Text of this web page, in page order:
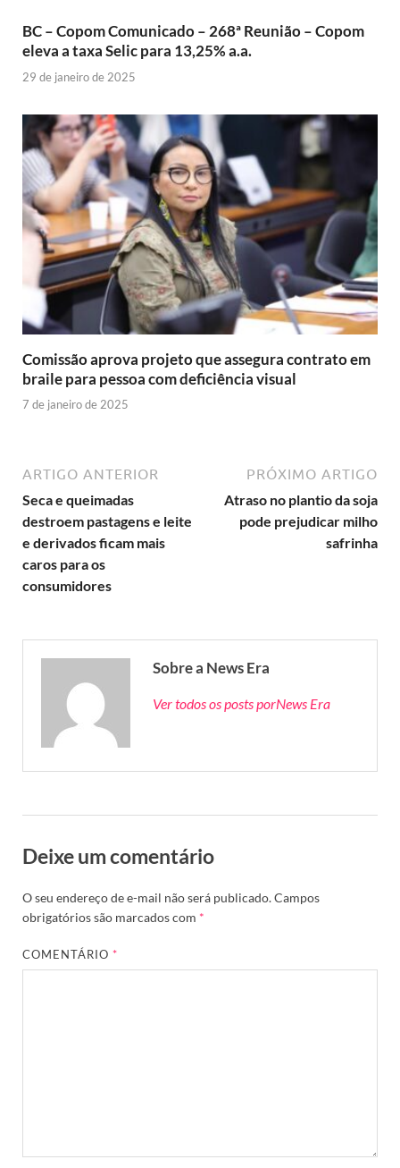
BC – Copom Comunicado – 268ª Reunião – Copom
eleva a taxa Selic para 13,25% a.a.
29 de janeiro de 2025
Comissão aprova projeto que assegura contrato em
braile para pessoa com deficiência visual
7 de janeiro de 2025
ARTIGO ANTERIOR
Seca e queimadas
destroem pastagens e leite
e derivados ficam mais
caros para os
consumidores
PRÓXIMO ARTIGO
Atraso no plantio da soja
pode prejudicar milho
safrinha
Sobre a News Era
Ver todos os posts porNews Era
Deixe um comentário
O seu endereço de e-mail não será publicado.Campos
obrigatórios são marcados com *
COMENTÁRIO*